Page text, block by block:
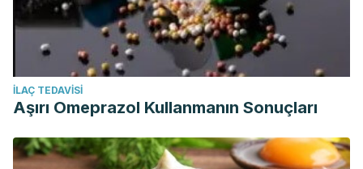
İLAÇ TEDAVISI
Aşırı Omeprazol Kullanmanın Sonuçları